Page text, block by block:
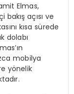
Elmas,
açısı ve
kısa sürede
dolabı
mobilya
yönelik